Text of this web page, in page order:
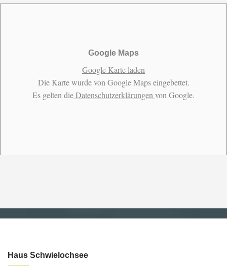
Google Maps
Google Karte laden
Die Karte wurde von Google Maps eingebettet.
Es gelten dieDatenschutzerklärungen von Google.
Haus Schwielochsee